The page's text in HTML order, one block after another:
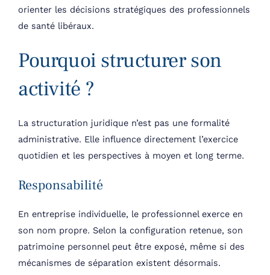
orienter les décisions stratégiques des professionnels
de santé libéraux.
Pourquoi structurer son
activité ?
La structuration juridique n’est pas une formalité
administrative. Elle influence directement l’exercice
quotidien et les perspectives à moyen et long terme.
Responsabilité
En entreprise individuelle, le professionnel exerce en
son nom propre. Selon la configuration retenue, son
patrimoine personnel peut être exposé, même si des
mécanismes de séparation existent désormais.